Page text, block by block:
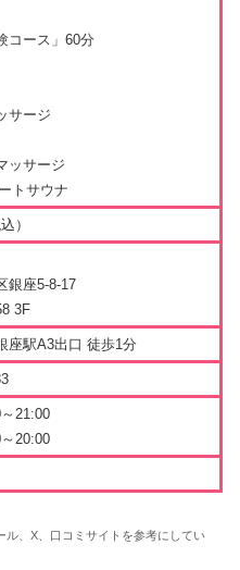
コース」60分
サージ
ッサージ
トサウナ
）
銀座5-8-17
3F
座駅A3出口 徒歩1分
21:00
20:00
、X、口コミサイトを参考にしてい